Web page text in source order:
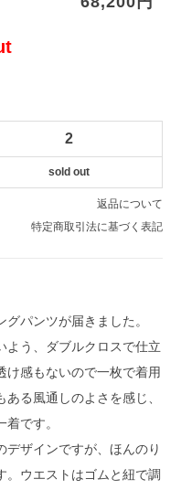
2
sold out
返品について
特定商取引法に基づく表記
パンツが届きました。
よう、ダブルクロスで仕立
け感もないので一枚で着用
る風通しのよさを感じ、
です。
デザインですが、ほんのり
。ウエストはゴムと紐で調